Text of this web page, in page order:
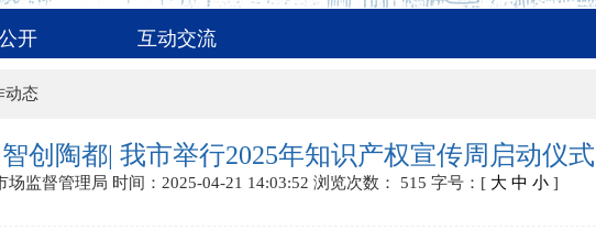
开 互动交流
动态
创陶都| 我市举行2025年知识产权宣传周启动仪式
场监督管理局 时间：2025-04-21 14:03:52 浏览次数： 515 字号：[ 大 中 小]